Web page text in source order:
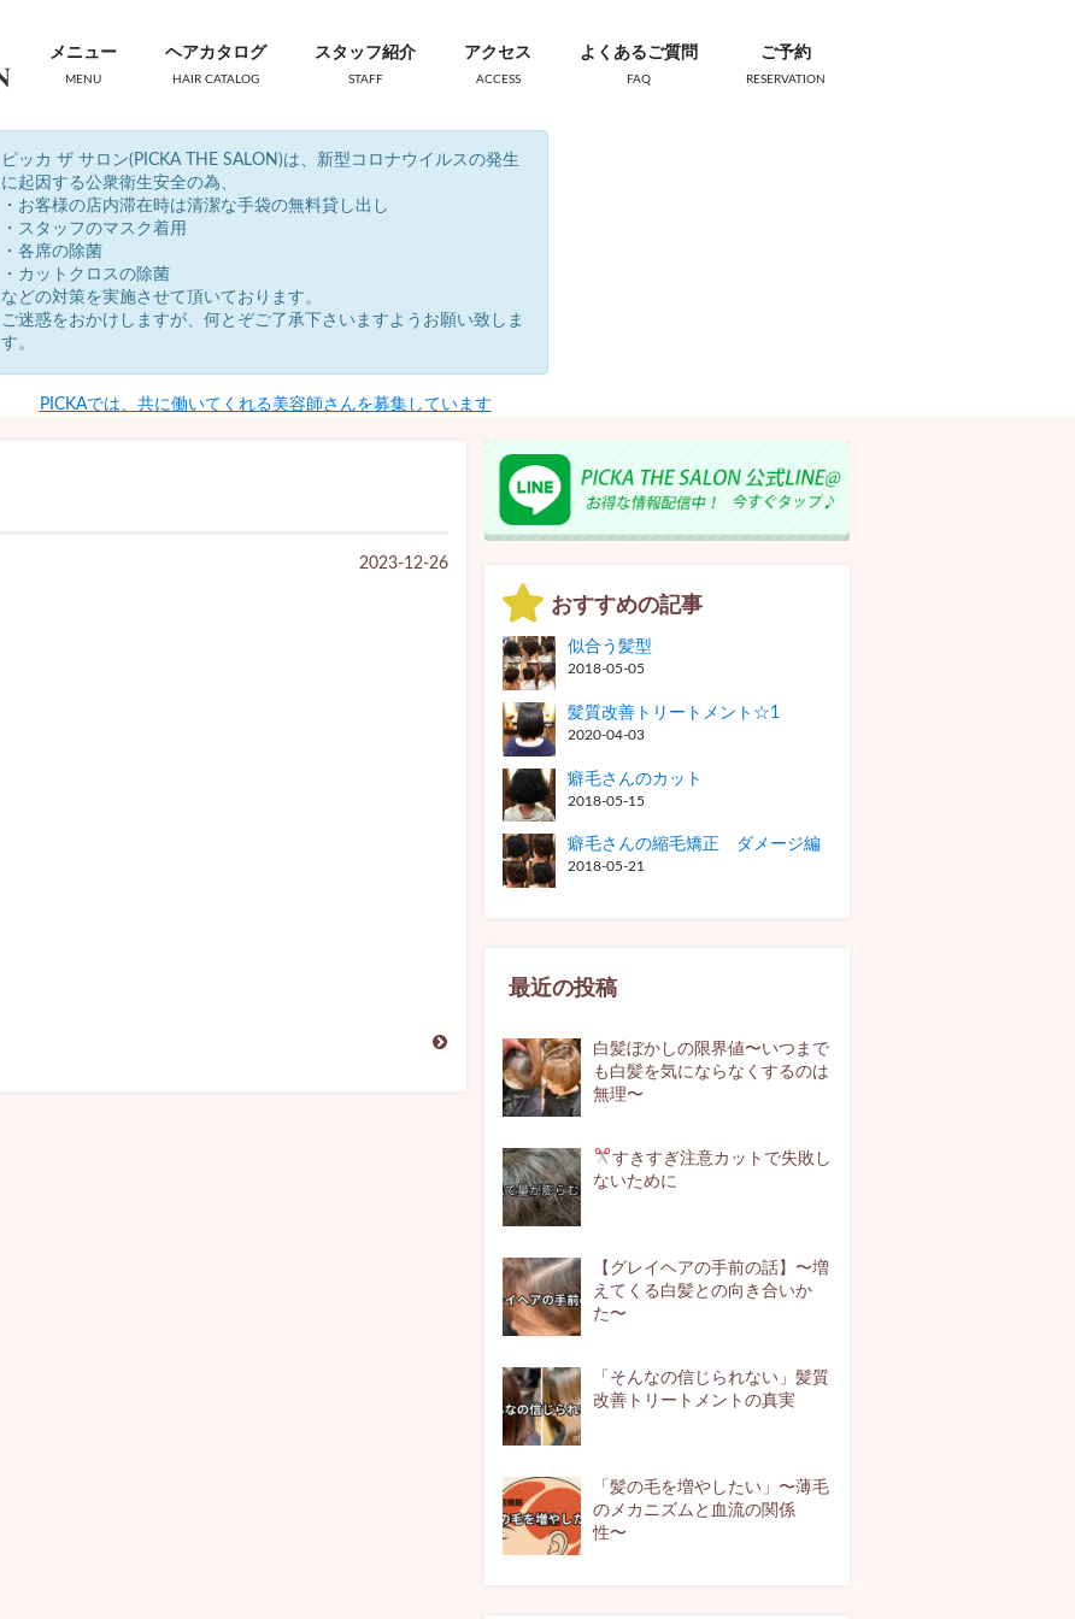
メニュー
MENU
ヘアカタログ
HAIR CATALOG
スタッフ紹介
STAFF
アクセス
ACCESS
よくあるご質問
FAQ
ご予約
RESERVATION
ピッカ ザ サロン(PICKA THE SALON)は、新型コロナウイルスの発生
に起因する公衆衛生安全の為、
・お客様の店内滞在時は清潔な手袋の無料貸し出し
・スタッフのマスク着用
・各席の除菌
・カットクロスの除菌
などの対策を実施させて頂いております。
ご迷惑をおかけしますが、何とぞご了承下さいますようお願い致しま
す。
PICKAでは、共に働いてくれる美容師さんを募集しています
2023-12-26
おすすめの記事
似合う髪型
2018-05-05
髪質改善トリートメント☆1
2020-04-03
癖毛さんのカット
2018-05-15
癖毛さんの縮毛矯正 ダメージ編
2018-05-21
最近の投稿
白髪ぼかしの限界値〜いつまで
も白髪を気にならなくするのは
無理〜
すきすぎ注意カットで失敗し
ないために
【グレイヘアの手前の話】〜増
えてくる白髪との向き合いか
た〜
「そんなの信じられない」髪質
改善トリートメントの真実
「髪の毛を増やしたい」〜薄毛
のメカニズムと血流の関係
性〜